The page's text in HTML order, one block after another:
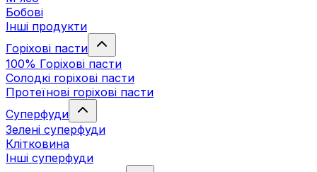
Бобові
Інші продукти
Горіхові пасти
100% Горіхові пасти
Солодкі горіхові пасти
Протеїнові горіхові пасти
Суперфуди
Зелені суперфуди
Клітковина
Інші суперфуди